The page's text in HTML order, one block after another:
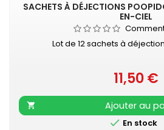
SACHETS À DÉJECTIONS
EN-CIEL
Lot de 12 sachets à
Prix
11,50 €

Ajouter au
 En stock